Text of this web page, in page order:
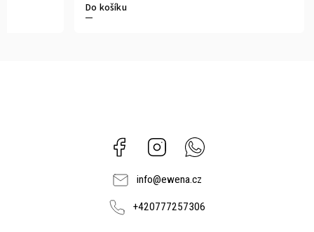
Do košíku
Facebook Instagram
info@ewena.cz
+420777257306